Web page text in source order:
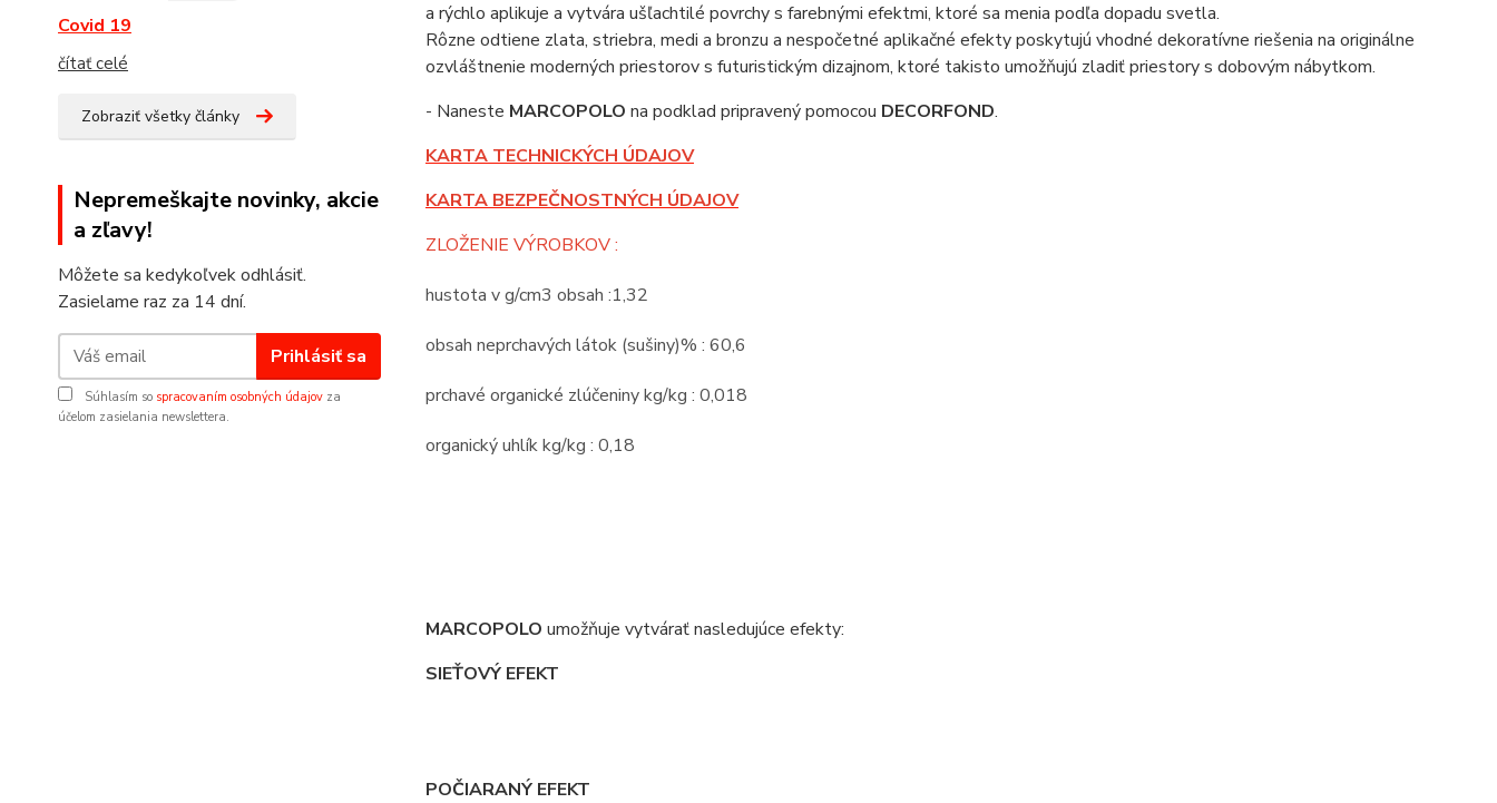
Covid 19
čítať celé
Zobraziť všetky články
Nepremeškajte novinky, akcie
a zľavy!
Môžete sa kedykoľvek odhlásiť.
Zasielame raz za 14 dní.
Prihlásiť sa
Súhlasím so spracovaním osobných údajov za
účelom zasielania newslettera.
a rýchlo aplikuje a vytvára ušľachtilé povrchy s farebnými efektmi, ktoré sa menia podľa dopadu svetla.
Rôzne odtiene zlata, striebra, medi a bronzu a nespočetné aplikačné efekty poskytujú vhodné dekoratívne riešenia na originálne
ozvláštnenie moderných priestorov s futuristickým dizajnom, ktoré takisto umožňujú zladiť priestory s dobovým nábytkom.
- Naneste MARCOPOLO na podklad pripravený pomocou DECORFOND.
KARTA TECHNICKÝCH ÚDAJOV
KARTA BEZPEČNOSTNÝCH ÚDAJOV
ZLOŽENIE VÝROBKOV :
hustota v g/cm3 obsah :1,32
obsah neprchavých látok (sušiny)% : 60,6
prchavé organické zlúčeniny kg/kg : 0,018
organický uhlík kg/kg : 0,18
MARCOPOLO umožňuje vytvárať nasledujúce efekty:
SIEŤOVÝ EFEKT
POČIARANÝ EFEKT